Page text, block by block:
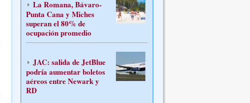
La Romana, Bávaro-
Punta Cana y Miches
superan el 80% de
ocupación promedio
JAC: salida de JetBlue
podría aumentar boletos
aéreos entre Newark y
RD